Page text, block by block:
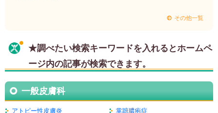
その他一覧
★調べたい検索キーワードを入れるとホームペ
ージ内の記事が検索できます。
一般皮膚科
アトピー性皮膚炎
掌蹠膿疱症